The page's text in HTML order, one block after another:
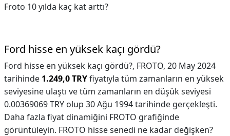
Froto 10 yılda kaç kat arttı?
Ford hisse en yüksek kaçı gördü?
Ford hisse en yüksek kaçı gördü?, FROTO, 20 May 2024
tarihinde 1.249,0 TRYfiyatıyla tüm zamanların en yüksek
seviyesine ulaştı ve tüm zamanların en düşük seviyesi
0.00369069 TRY olup 30 Ağu 1994 tarihinde gerçekleşti.
Daha fazla fiyat dinamiğini FROTO grafiğinde
görüntüleyin. FROTO hisse senedi ne kadar değişken?